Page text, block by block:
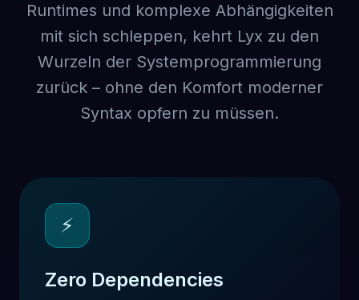
Runtimes und komplexe Abhängigkeiten
mit sich schleppen, kehrt Lyx zu den
Wurzeln der Systemprogrammierung
zurück – ohne den Komfort moderner
Syntax opfern zu müssen.
⚡
Zero Dependencies